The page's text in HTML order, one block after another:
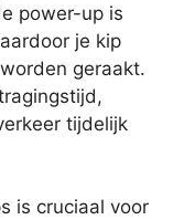
power-up is
je kip
geraakt.
tijdelijk
is cruciaal voor